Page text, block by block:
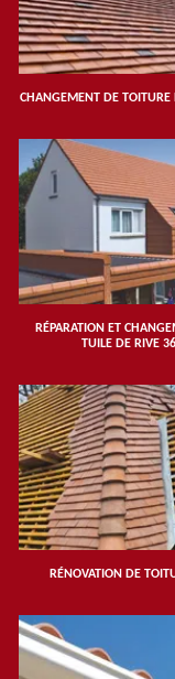
CHANGEMENT DE TOITURE
RÉPARATION ET
TUILE DE RIVE 36
RÉNOVATION DE